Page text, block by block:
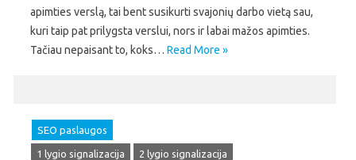
apimties verslą, tai bent susikurti svajonių darbo vietą sau,
kuri taip pat prilygsta verslui, nors ir labai mažos apimties.
Tačiau nepaisant to, koks… Read More »
SEO paslaugos
1 lygio signalizacija
2 lygio signalizacija